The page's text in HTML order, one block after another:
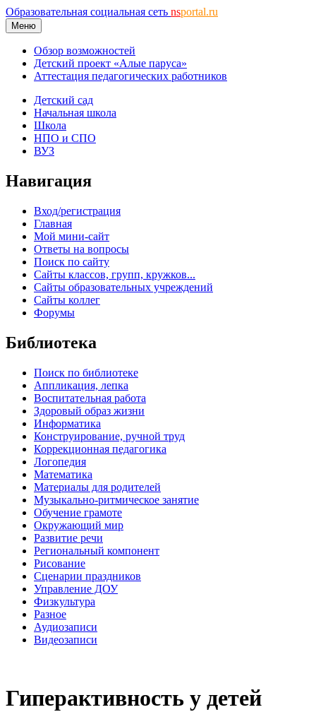
Образовательная социальная сеть nsportal.ru
Меню
Обзор возможностей
Детский проект «Алые паруса»
Аттестация педагогических работников
Детский сад
Начальная школа
Школа
НПО и СПО
ВУЗ
Навигация
Вход/регистрация
Главная
Мой мини-сайт
Ответы на вопросы
Поиск по сайту
Сайты классов, групп, кружков...
Сайты образовательных учреждений
Сайты коллег
Форумы
Библиотека
Поиск по библиотеке
Аппликация, лепка
Воспитательная работа
Здоровый образ жизни
Информатика
Конструирование, ручной труд
Коррекционная педагогика
Логопедия
Математика
Материалы для родителей
Музыкально-ритмическое занятие
Обучение грамоте
Окружающий мир
Развитие речи
Региональный компонент
Рисование
Сценарии праздников
Управление ДОУ
Физкультура
Разное
Аудиозаписи
Видеозаписи
Гиперактивность у детей